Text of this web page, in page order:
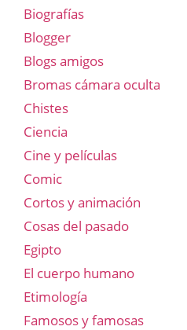
Biografías
Blogger
Blogs amigos
Bromas cámara oculta
Chistes
Ciencia
Cine y películas
Comic
Cortos y animación
Cosas del pasado
Egipto
El cuerpo humano
Etimología
Famosos y famosas